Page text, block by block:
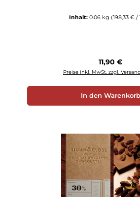
Inhalt: 0.06 kg (198,33 € /
Regulärer
11,90 €
Preise inkl. MwSt. zzgl.
In den Warenkorb